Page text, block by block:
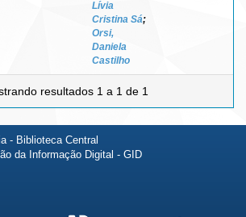
Lívia
Cristina Sá;
Orsi,
Daniela
Castilho
resultados 1 a 1 de 1
- Biblioteca Central
da Informação Digital - GID